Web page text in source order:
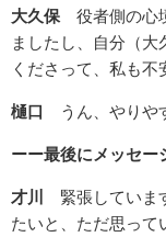
大久保 役者側の心
ましたし、自分（
くださって、私も不
樋口 うん、やりや
ーー最後にメッセー
才川
緊張していま
たいと、ただ思って